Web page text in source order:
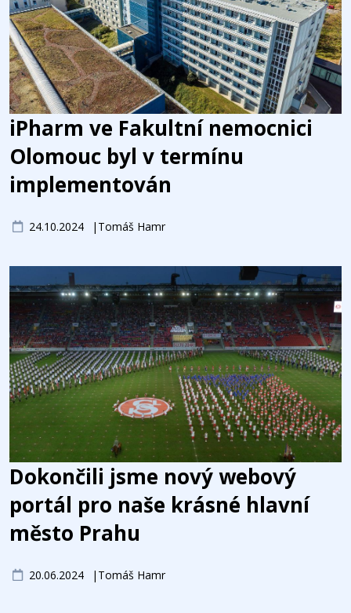
iPharm ve Fakultní nemocnici
Olomouc byl v termínu
implementován
24.10.2024 Tomáš Hamr
Dokončili jsme nový webový
portál pro naše krásné hlavní
město Prahu
20.06.2024 Tomáš Hamr